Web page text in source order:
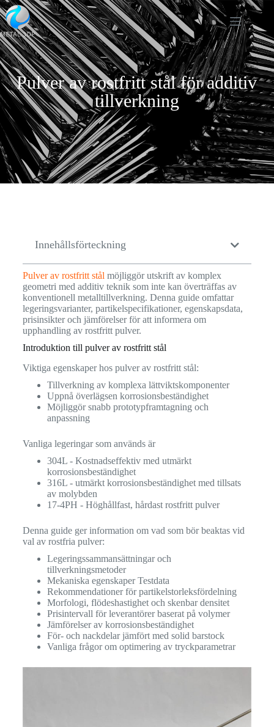
Pulver av rostfritt stål för additiv
tillverkning
Innehållsförteckning
Pulver av rostfritt stål möjliggör utskrift av komplex
geometri med additiv teknik som inte kan överträffas av
konventionell metalltillverkning. Denna guide omfattar
legeringsvarianter, partikelspecifikationer, egenskapsdata,
prisinsikter och jämförelser för att informera om
upphandling av rostfritt pulver.
Introduktion till pulver av rostfritt stål
Viktiga egenskaper hos pulver av rostfritt stål:
Tillverkning av komplexa lättviktskomponenter
Uppnå överlägsen korrosionsbeständighet
Möjliggör snabb prototypframtagning och
anpassning
Vanliga legeringar som används är
304L - Kostnadseffektiv med utmärkt
korrosionsbeständighet
316L - utmärkt korrosionsbeständighet med tillsats
av molybden
17-4PH - Höghållfast, hårdast rostfritt pulver
Denna guide ger information om vad som bör beaktas vid
val av rostfria pulver:
Legeringssammansättningar och
tillverkningsmetoder
Mekaniska egenskaper Testdata
Rekommendationer för partikelstorleksfördelning
Morfologi, flödeshastighet och skenbar densitet
Prisintervall för leverantörer baserat på volymer
Jämförelser av korrosionsbeständighet
För- och nackdelar jämfört med solid barstock
Vanliga frågor om optimering av tryckparametrar